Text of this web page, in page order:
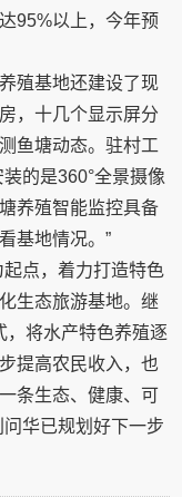
95%以上，今年预
殖基地还建设了现
，十几个显示屏分
鱼塘动态。驻村工
的是360°全景摄像
养殖智能监控具备
基地情况。”
点，着力打造特色
生态旅游基地。继
，将水产特色养殖逐
提高农民收入，也
条生态、健康、可
华已规划好下一步